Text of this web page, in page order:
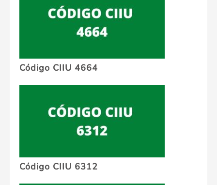
Código CIIU 4664
Código CIIU 6312